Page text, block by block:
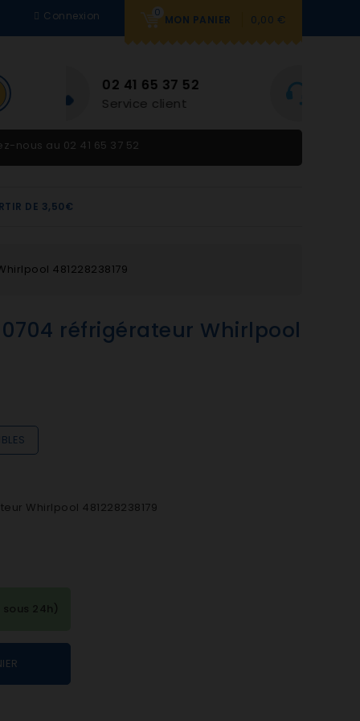
0
MON PANIER 0,00 €
Connexion
BESOIN D'AIDE
Du lundi au vendredi 9h-
12h et 14h-18h
nous au 02 41 65 37 52
DE 3,50€
481228238179
réfrigérateur Whirlpool
Whirlpool 481228238179
24h)